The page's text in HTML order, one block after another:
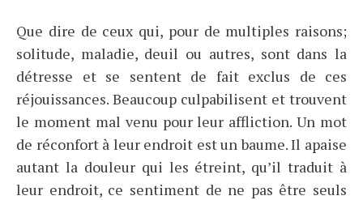
Que dire de ceux qui, pour de multiples raisons;
solitude, maladie, deuil ou autres, sont dans la
détresse et se sentent de fait exclus de ces
réjouissances. Beaucoup culpabilisent et trouvent
le moment mal venu pour leur affliction. Un mot
de réconfort à leur endroit est un baume. Il apaise
autant la douleur qui les étreint, qu’il traduit à
leur endroit, ce sentiment de ne pas être seuls